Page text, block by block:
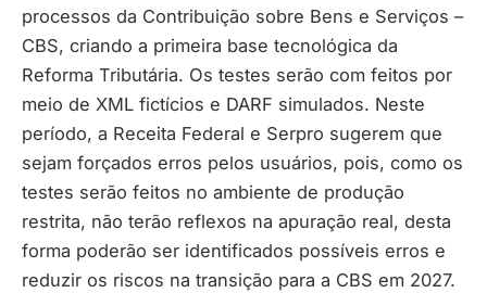
processos da Contribuição sobre Bens e Serviços –
CBS, criando a primeira base tecnológica da
Reforma Tributária. Os testes serão com feitos por
meio de XML fictícios e DARF simulados. Neste
período, a Receita Federal e Serpro sugerem que
sejam forçados erros pelos usuários, pois, como os
testes serão feitos no ambiente de produção
restrita, não terão reflexos na apuração real, desta
forma poderão ser identificados possíveis erros e
reduzir os riscos na transição para a CBS em 2027.